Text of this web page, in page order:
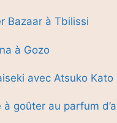
Bazaar à Tbilissi
à Gozo
avec Atsuko Kato
à goûter au parfum